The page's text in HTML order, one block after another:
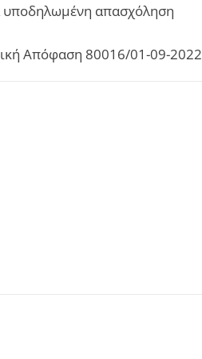
υποδηλωμένη απασχόληση
Απόφαση 80016/01-09-2022